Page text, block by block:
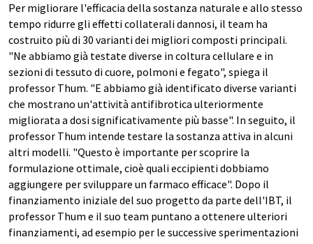
Per migliorare l'efficacia della sostanza naturale e allo stesso
tempo ridurre gli effetti collaterali dannosi, il team ha
costruito più di 30 varianti dei migliori composti principali.
"Ne abbiamo già testate diverse in coltura cellulare e in
sezioni di tessuto di cuore, polmoni e fegato", spiega il
professor Thum. "E abbiamo già identificato diverse varianti
che mostrano un'attività antifibrotica ulteriormente
migliorata a dosi significativamente più basse". In seguito, il
professor Thum intende testare la sostanza attiva in alcuni
altri modelli. "Questo è importante per scoprire la
formulazione ottimale, cioè quali eccipienti dobbiamo
aggiungere per sviluppare un farmaco efficace". Dopo il
finanziamento iniziale del suo progetto da parte dell'IBT, il
professor Thum e il suo team puntano a ottenere ulteriori
finanziamenti, ad esempio per le successive sperimentazioni